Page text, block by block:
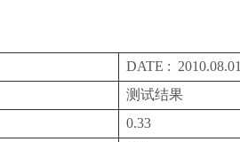
DATE : 2010.08.01
测试结果
0.33